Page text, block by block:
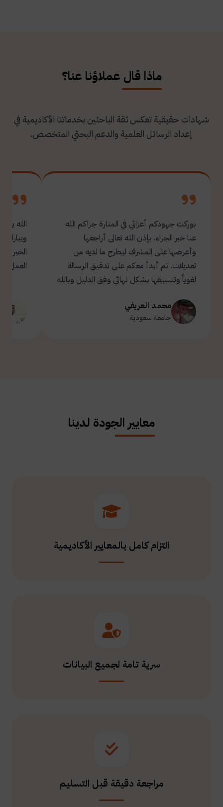
ماذا قال عملاؤنا عنا؟
شهادات حقيقية تعكس ثقة الباحثين بخدماتنا الأكاديمية في
إعداد الرسائل العلمية والدعم البحثي المتخصص.
بوركت جهودكم أعزائي في المنارة جزاكم الله
عنا خير الجزاء. بإذن الله تعالى أراجعها
وأعرضها على المشرف ليطرح ما لديه من
تعديلات. ثم أبدأ معكم على تدقيق الرسالة
لغوياً وتنسيقها بشكل نهائي وفق الدليل وبالله
محمد العريفي
جامعة سعودية
الله
العمل.
معايير الجودة لدينا
التزام كامل بالمعايير الأكاديمية
سرية تامة لجميع البيانات
مراجعة دقيقة قبل التسليم